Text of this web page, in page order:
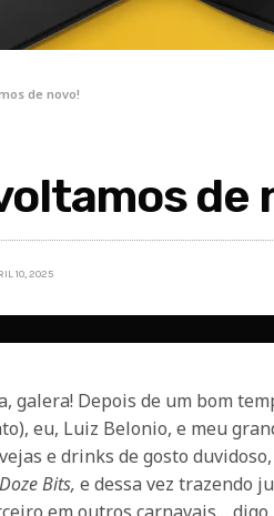
de novo!
de
10, 2025
galera! Depois de um bom
eu, Luiz Belonio, e meu
e drinks de gosto
Doze Bits,e dessa vez trazendo